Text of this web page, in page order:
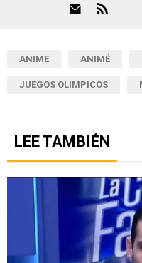
ANIME ANIMÉ
JUEGOS OLIMPICOS
LEE TAMBIÉN